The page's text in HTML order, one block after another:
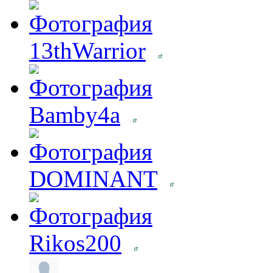
13thWarrior
Bamby4a
DOMINANT
Rikos200